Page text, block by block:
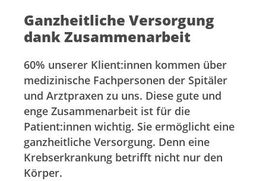
Ganzheitliche Versorgung
dank Zusammenarbeit
60% unserer Klient:innen kommen über
medizinische Fachpersonen der Spitäler
und Arztpraxen zu uns. Diese gute und
enge Zusammenarbeit ist für die
Patient:innen wichtig. Sie ermöglicht eine
ganzheitliche Versorgung. Denn eine
Krebserkrankung betrifft nicht nur den
Körper.